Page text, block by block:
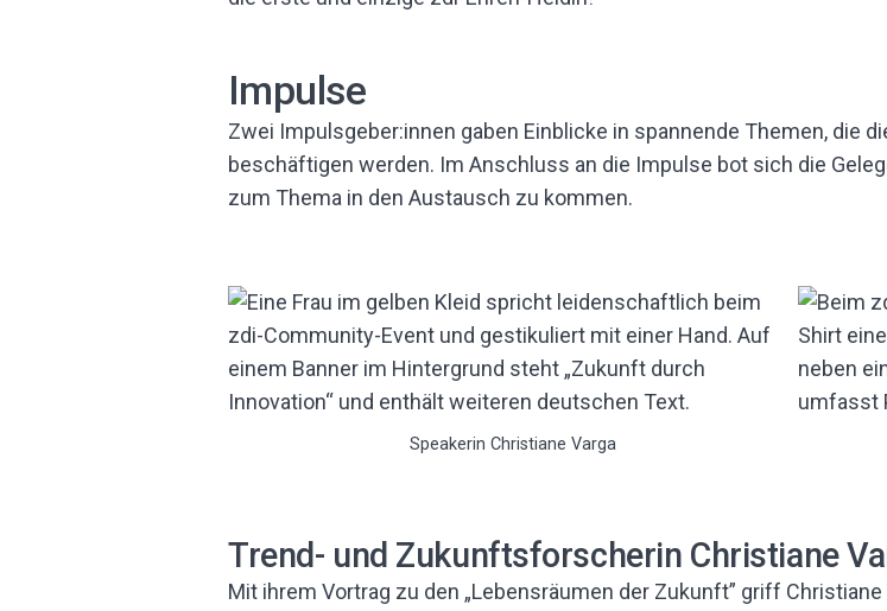
Impulse
Zwei Impulsgeber:innen gaben Einblicke in spannende Themen, die
beschäftigen werden. Im Anschluss an die Impulse bot sich die
zum Thema in den Austausch zu kommen.
Speakerin Christiane Varga
Trend- und Zukunftsforscherin Christiane
Mit ihrem Vortrag zu den „Lebensräumen der Zukunft” griff